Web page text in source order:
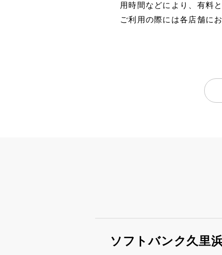
用時間などにより、有料
ご利用の際には各店舗に
ソフトバンク久里